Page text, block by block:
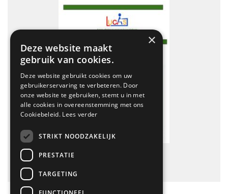
×
Deze website maakt
gebruik van cookies.
Deze website gebruikt cookies om uw
gebruikerservaring te verbeteren. Door
onze website te gebruiken, stemt u in met
alle cookies in overeenstemming met ons
Cookiebeleid. Lees verder
STRIKT NOODZAKELIJK
PRESTATIE
TARGETING